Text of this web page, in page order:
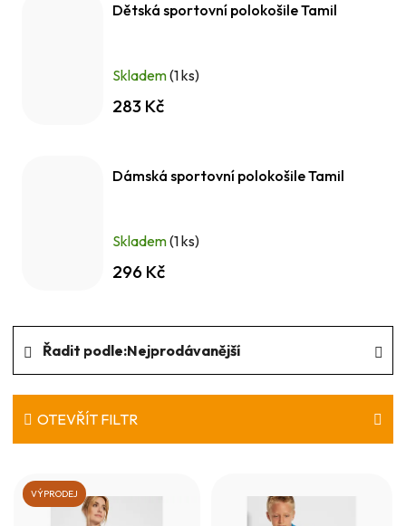
Dětská sportovní polokošile Tamil
Skladem(1 ks)
283 Kč
Dámská sportovní polokošile Tamil
Skladem(1 ks)
296 Kč
Ř
a
z
e
n
p
Řadit podle:Nejprodávanější
OTEVŘÍT FILTR
V
ý VÝPRODEJ